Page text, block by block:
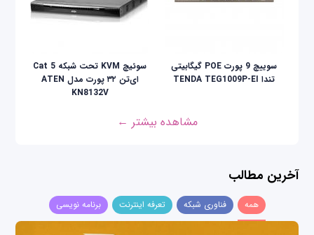
سوییچ 9 پورت POE گیگابیتی
تندا TENDA TEG1009P-EI
سوئیچ KVM تحت شبکه Cat 5
ای‌تن ۳۲ پورت مدل ATEN
KN8132V
مشاهده بیشتر ←
آخرین مطالب
همه فناوری شبکه تعرفه اینترنت برنامه نویسی